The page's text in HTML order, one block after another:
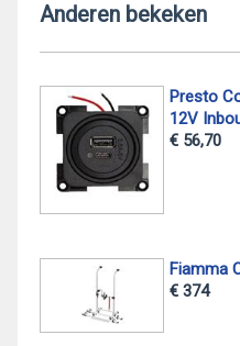
Anderen bekeken
Presto
12V
€ 56,70
Fiamma
€ 374